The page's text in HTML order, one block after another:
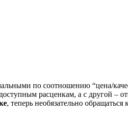
по соотношению “цена/
расценкам, а с другой –
, теперь необязательно